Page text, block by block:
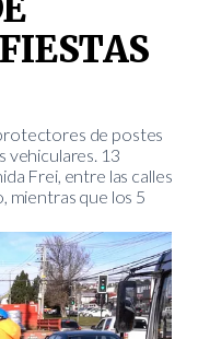
de postes
vehiculares. 13
Frei, entre las calles
mientras que los 5